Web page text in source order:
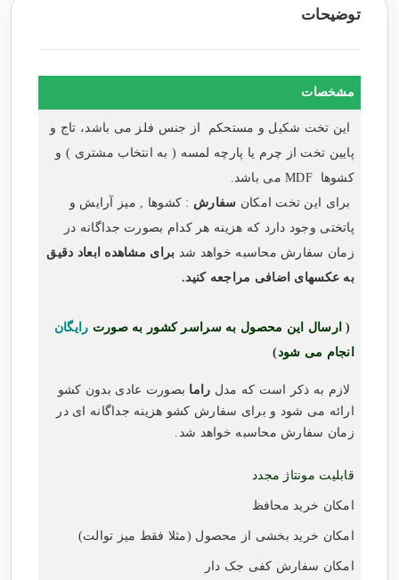
توضیحات
مشخصات
این تخت شکیل و مستحکم از جنس فلز می باشد، تاج و
پایین تخت از چرم یا پارچه لمسه ( به انتخاب مشتری ) و
کشوها MDF می باشد.
برای این تخت امکانسفارش: کشوها , میز آرایش و
پاتختی وجود دارد که هزینه هر کدام بصورت جداگانه در
زمان سفارش محاسبه خواهد شدبرای مشاهده ابعاد دقیق
به عکسهای اضافی مراجعه کنید.
ارسال این محصول به سراسر کشور به صورترایگان
انجام می شود)
لازم به ذکر است که مدل رامابصورت عادی بدون کشو
ارائه می شود و برای سفارش کشو هزینه جداگانه ای در
زمان سفارش محاسبه خواهد شد.
قابلیت مونتاژ مجدد
امکان خرید محافظ
امکان خرید بخشی از محصول (مثلا فقط میز توالت)
امکان سفارش کفی جک دار